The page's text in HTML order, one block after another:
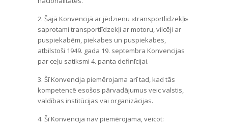
2. Šajā Konvencijā ar jēdzienu «transportlīdzekļi»
saprotami transportlīdzekļi ar motoru, vilcēji ar
puspiekabēm, piekabes un puspiekabes,
atbilstoši 1949. gada 19. septembra Konvencijas
par ceļu satiksmi 4. panta definīcijai.
3. Šī Konvencija piemērojama arī tad, kad tās
kompetencē esošos pārvadājumus veic valstis,
valdības institūcijas vai organizācijas.
4. Šī Konvencija nav piemērojama, veicot: